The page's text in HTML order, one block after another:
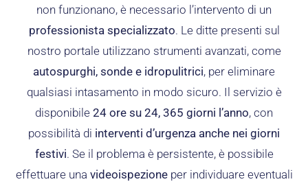
non funzionano, è necessario l’intervento di un
professionista specializzato. Le ditte presenti sul
nostro portale utilizzano strumenti avanzati, come
autospurghi, sonde e idropulitrici, per eliminare
qualsiasi intasamento in modo sicuro. Il servizio è
disponibile 24 ore su 24, 365 giorni l’anno, con
possibilità di interventi d’urgenza anche nei giorni
festivi. Se il problema è persistente, è possibile
effettuare una videoispezioneper individuare eventuali